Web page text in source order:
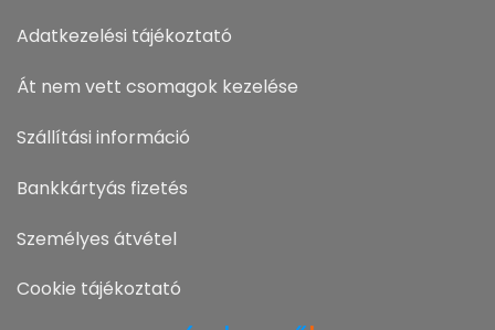
Adatkezelési tájékoztató
Át nem vett csomagok kezelése
Szállítási információ
Bankkártyás fizetés
Személyes átvétel
Cookie tájékoztató